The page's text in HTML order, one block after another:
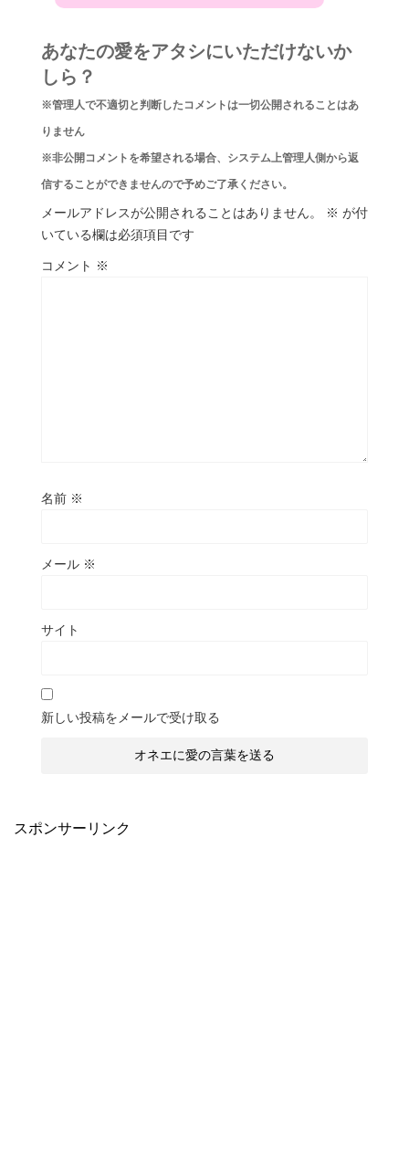
あなたの愛をアタシにいただけないか
しら？
※管理人で不適切と判断したコメントは一切公開されることはあ
りません
※非公開コメントを希望される場合、システム上管理人側から返
信することができませんので予めご了承ください。
メールアドレスが公開されることはありません。 ※ が付
いている欄は必須項目です
コメント ※
名前 ※
メール ※
サイト
新しい投稿をメールで受け取る
スポンサーリンク